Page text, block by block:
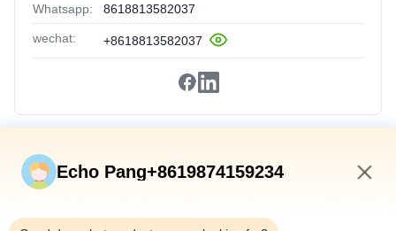
Whatsapp: 8618813582037
wechat: +8618813582037
Vínculos Rápidos
Productos
Echo Pang+8619874159234